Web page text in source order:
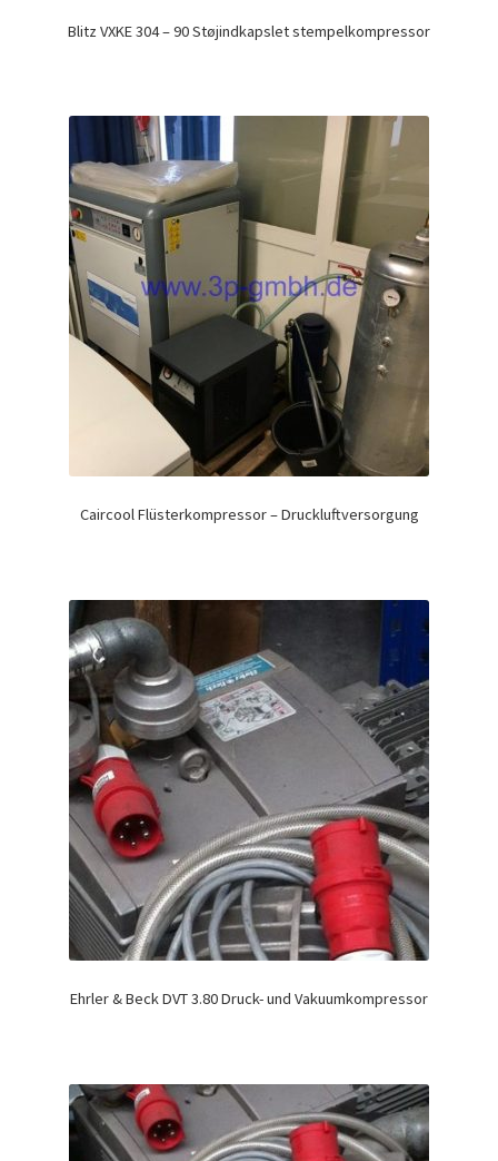
Blitz VXKE 304 – 90 Støjindkapslet stempelkompressor
Caircool Flüsterkompressor – Druckluftversorgung
Ehrler & Beck DVT 3.80 Druck- und Vakuumkompressor